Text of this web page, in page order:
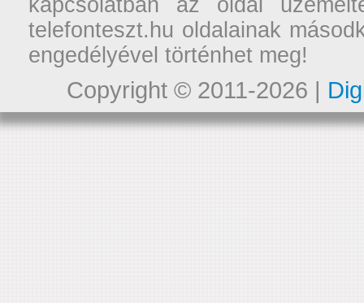
kapcsolatban az oldal
telefonteszt.hu oldalainak
engedélyével történhet meg!
Copyright © 2011-2026 |